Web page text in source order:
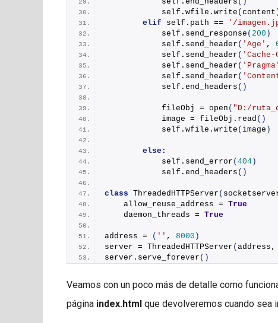
            self.wfile.
write ( content
elif self.path == '/
            self.
send_response ( 200 )
            self.
send_header ( 'Age' ,
            self.
send_header (
            self.
send_header ( 'Pragma'
            self.
send_header (
            self.
end_headers ()
            fileObj =
open ( "D:/
            image = fileObj.
read ()
            self.wfile.
write ( image )
else :
            self.
send_error ( 404 )
            self.
end_headers ()
class ThreadedHTTPServer (
    allow_reuse_address =
True
    daemon_threads =
True
address = ( '' , 8000 )
server = ThreadedHTTPServer ( address,
server. serve_forever ()
Veamos con un poco más de detalle como
página index.html que devolveremos cuando sea